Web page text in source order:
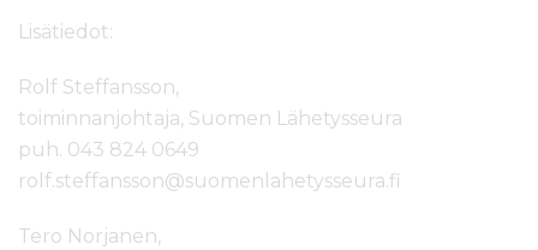
Lisätiedot:
Rolf Steffansson,
toiminnanjohtaja, Suomen Lähetysseura
puh. 043 824 0649
rolf.steffansson@suomenlahetysseura.fi
Tero Norjanen,